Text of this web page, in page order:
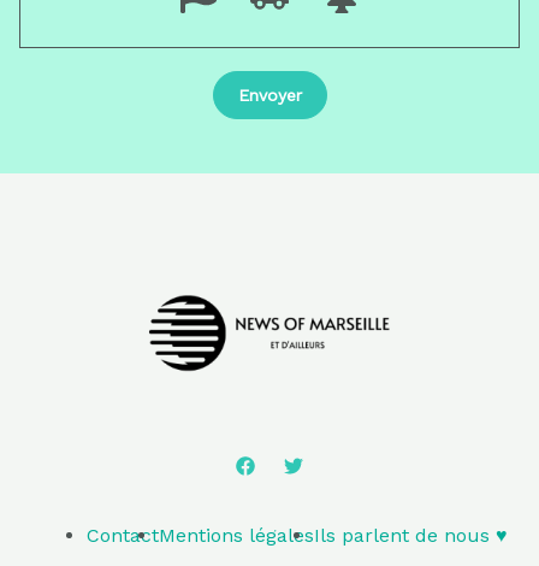
ContactMentions légalesIls parlent de nous ♥️